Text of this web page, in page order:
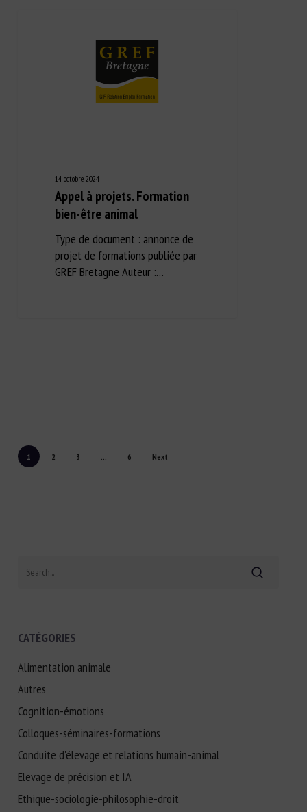
14 octobre 2024
Appel à projets. Formation
bien-être animal
Type de document : annonce de
projet de formations publiée par
GREF Bretagne Auteur :…
1 2 3 … 6 Next
CATÉGORIES
Alimentation animale
Autres
Cognition-émotions
Colloques-séminaires-formations
Conduite d'élevage et relations humain-animal
Elevage de précision et IA
Ethique-sociologie-philosophie-droit